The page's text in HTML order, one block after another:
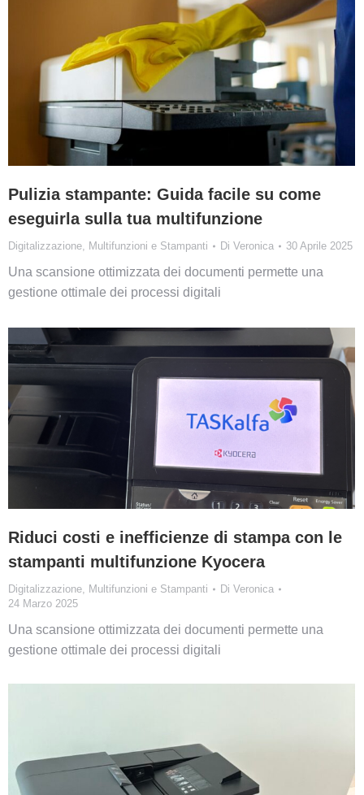
Pulizia stampante: Guida facile su come
eseguirla sulla tua multifunzione
Digitalizzazione, Multifunzioni e Stampanti Di Veronica 30 Aprile 2025
Una scansione ottimizzata dei documenti permette una
gestione ottimale dei processi digitali
Riduci costi e inefficienze di stampa con le
stampanti multifunzione Kyocera
Digitalizzazione Multifunzioni e Stampanti Di Veronica
24 Marzo 2025
Una scansione ottimizzata dei documenti permette una
gestione ottimale dei processi digitali